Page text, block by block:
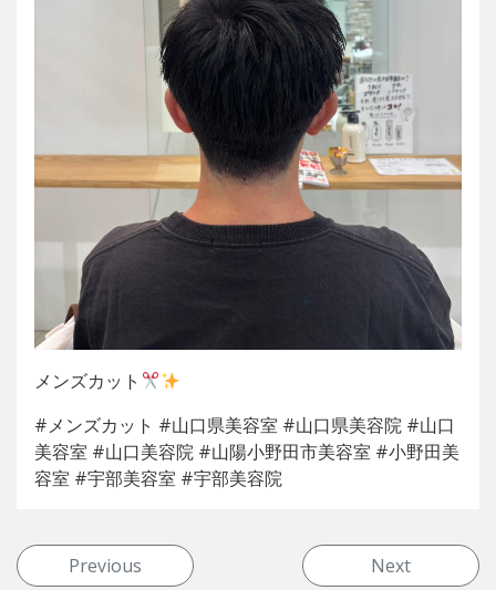
メンズカット
#メンズカット #山口県美容室 #山口県美容院 #山口
美容室 #山口美容院 #山陽小野田市美容室 #小野田美
容室 #宇部美容室 #宇部美容院
投稿ナビゲーション
Previous Next